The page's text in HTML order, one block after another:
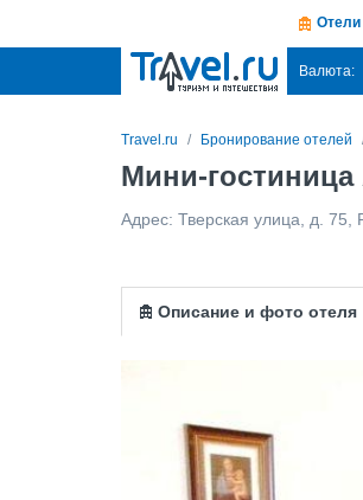
Отели
Валюта:
Travel.ru Бронирование отелей
Мини-гостиница
Адрес: Тверская улица, д. 75
Описание и фото отеля